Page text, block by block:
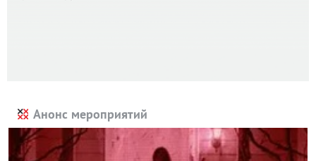
Анонс мероприятий